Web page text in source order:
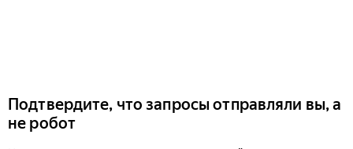
Подтвердите, что запросы отправляли вы, а
не робот